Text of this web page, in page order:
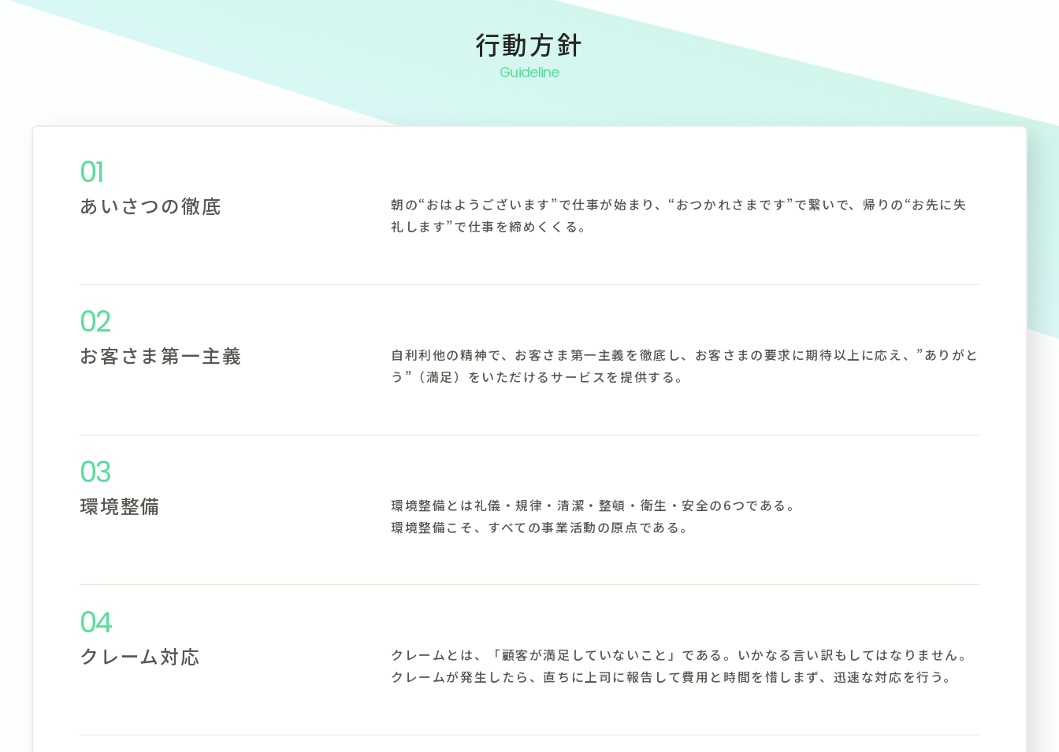
行動方針
Guideline
01
あいさつの徹底
朝の“おはようございます”で仕事が始まり、“おつかれさまです”で繋いで、帰りの“お先に失
礼します”で仕事を締めくくる。
02
お客さま第一主義
自利利他の精神で、お客さま第一主義を徹底し、お客さまの要求に期待以上に応え、”ありがと
う”（満足）をいただけるサービスを提供する。
03
環境整備
環境整備とは礼儀・規律・清潔・整頓・衛生・安全の6つである。
環境整備こそ、すべての事業活動の原点である。
04
クレーム対応
クレームとは、「顧客が満足していないこと」である。いかなる言い訳もしてはなりません。
クレームが発生したら、直ちに上司に報告して費用と時間を惜しまず、迅速な対応を行う。